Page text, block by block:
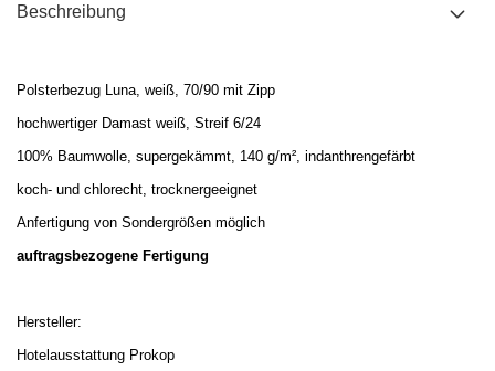
Beschreibung
Polsterbezug Luna, weiß, 70/90 mit Zipp
hochwertiger Damast weiß, Streif 6/24
100% Baumwolle, supergekämmt, 140 g/m², indanthrengefärbt
koch- und chlorecht, trocknergeeignet
Anfertigung von Sondergrößen möglich
auftragsbezogene Fertigung
Hersteller:
Hotelausstattung Prokop